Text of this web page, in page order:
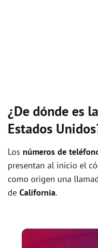
¿De dónde es
Estados
Los números de
presentan al inicio el
como origen una
de California.